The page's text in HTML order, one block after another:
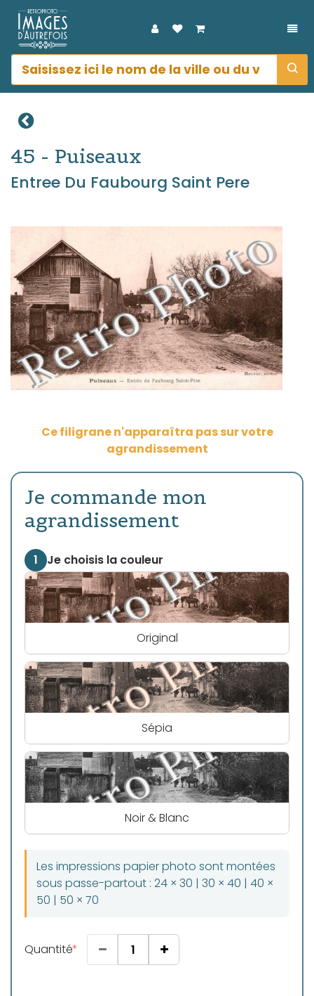
45 - Puiseaux
Entree Du Faubourg Saint Pere
Ce filigrane n'apparaîtra pas sur votre
agrandissement
Je commande mon
agrandissement
1 Je choisis la couleur
Original
Sépia
Noir & Blanc
Les impressions papier photo sont montées
sous passe-partout : 24 × 30 | 30 × 40 | 40 ×
50 | 50 × 70
Quantité